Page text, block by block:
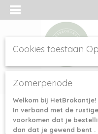
Home> Haak- & Breinaalden
Touch - 5.5 mm
Cookies toestaan
Zomerperiode
Welkom bij HetBrokantje!
In verband met de
voorkomen dat je
dan dat je gewend bent .